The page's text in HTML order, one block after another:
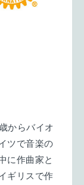
からバイオ
ツで音楽の
に作曲家と
ギリスで作